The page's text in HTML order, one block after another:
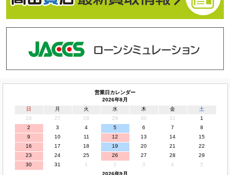
営業日カレンダー
2026年8月
日
月 火 水 木 金
土
26
27 28 29 30 31
1
2
3 4 5 6 7
8
9
10 11 12 13 14
15
16
17 18 19 20 21
22
23
24 25 26 27 28
29
30
31 1 2 3 4
5
2026年9月